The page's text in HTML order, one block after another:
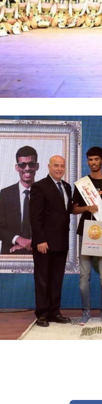
بعد أسابيع من موت
229 ألف شكوى وطلب في
بسرعة الاستجابة لشكاوى
أسعار الدولار والعملات